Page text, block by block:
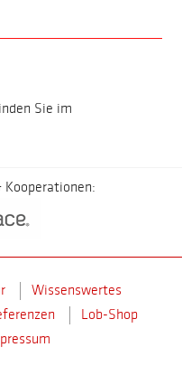
Sie im
Kooperationen:
Wissenswertes
Lob-Shop